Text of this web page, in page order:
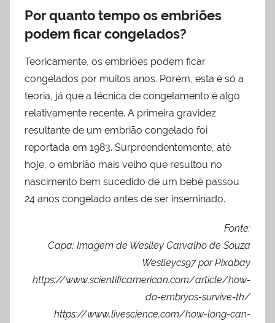
Por quanto tempo os embriões
podem ficar congelados?
Teoricamente, os embriões podem ficar
congelados por muitos anos. Porém, esta é só a
teoria, já que a técnica de congelamento é algo
relativamente recente. A primeira gravidez
resultante de um embrião congelado foi
reportada em 1983. Surpreendentemente, até
hoje, o embrião mais velho que resultou no
nascimento bem sucedido de um bebê passou
24 anos congelado antes de ser inseminado.
Fonte:
Capa: Imagem de Weslley Carvalho de Souza
Weslleycs97 por Pixabay
https://www.scientificamerican.com/article/how-
do-embryos-survive-th/
https://www.livescience.com/how-long-can-